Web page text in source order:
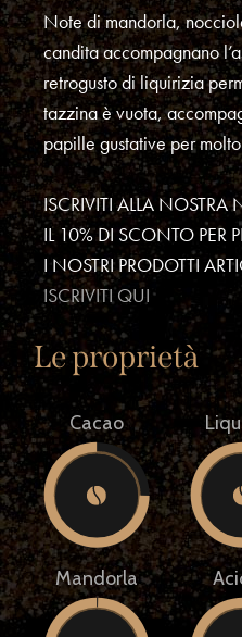
Note di mandorla,
candita accompagnano
retrogusto di liquirizia
tazzina è vuota,
papille gustative per
ISCRIVITI ALLA NOSTRA
IL 10% DI SCONTO PER
I NOSTRI PRODOTTI
ISCRIVITI QUI
Le proprietà
Cacao
Mandorla